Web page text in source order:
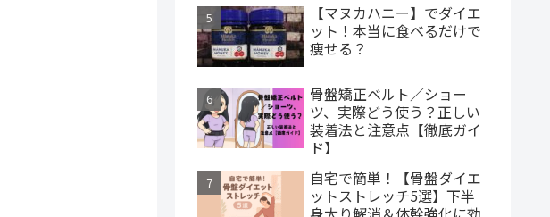
【マヌカハニー】でダイエ
ット！本当に食べるだけで
痩せる？
骨盤矯正ベルト／ショー
ツ、実際どう使う？正しい
装着法と注意点【徹底ガイ
ド】
自宅で簡単！【骨盤ダイエ
ットストレッチ5選】下半